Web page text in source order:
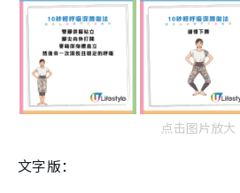
点击图片放大
文字版：